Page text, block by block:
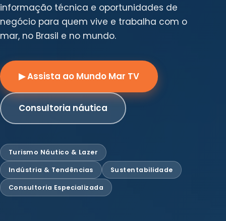
informação técnica e oportunidades de
negócio para quem vive e trabalha com o
mar, no Brasil e no mundo.
▶ Assista ao Mundo Mar TV
Consultoria náutica
Turismo Náutico & Lazer
Indústria & Tendências Sustentabilidade
Consultoria Especializada